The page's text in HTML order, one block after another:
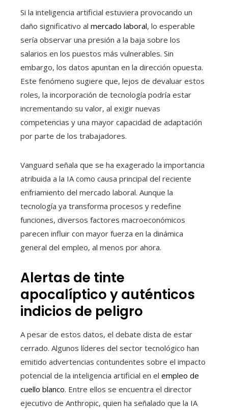
Si la inteligencia artificial estuviera provocando un
daño significativo al mercado laboral, lo esperable
sería observar una presión a la baja sobre los
salarios en los puestos más vulnerables. Sin
embargo, los datos apuntan en la dirección opuesta.
Este fenómeno sugiere que, lejos de devaluar estos
roles, la incorporación de tecnología podría estar
incrementando su valor, al exigir nuevas
competencias y una mayor capacidad de adaptación
por parte de los trabajadores.
Vanguard señala que se ha exagerado la importancia
atribuida a la IA como causa principal del reciente
enfriamiento del mercado laboral. Aunque la
tecnología ya transforma procesos y redefine
funciones, diversos factores macroeconómicos
parecen influir con mayor fuerza en la dinámica
general del empleo, al menos por ahora.
Alertas de tinte
apocalíptico y auténticos
indicios de peligro
A pesar de estos datos, el debate dista de estar
cerrado. Algunos líderes del sector tecnológico han
emitido advertencias contundentes sobre el impacto
potencial de la inteligencia artificial en el empleo de
cuello blanco. Entre ellos se encuentra el director
ejecutivo de Anthropic, quien ha señalado que la IA